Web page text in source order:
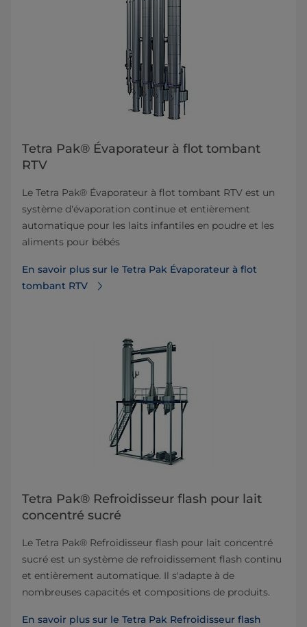
Tetra Pak® Évaporateur à flot tombant
RTV
Le Tetra Pak® Évaporateur à flot tombant RTV est un
système d'évaporation continue et entièrement
automatique pour les laits infantiles en poudre et les
aliments pour bébés
En savoir plus sur le Tetra Pak Évaporateur à flot
tombant RTV
Tetra Pak® Refroidisseur flash pour lait
concentré sucré
Le Tetra Pak® Refroidisseur flash pour lait concentré
sucré est un système de refroidissement flash continu
et entièrement automatique. Il s'adapte à de
nombreuses capacités et compositions de produits.
En savoir plus sur le Tetra Pak Refroidisseur flash